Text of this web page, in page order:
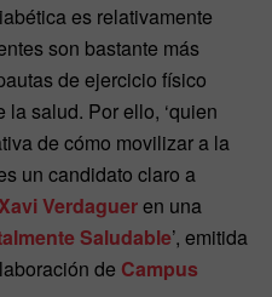
es relativamente
son bastante más
de ejercicio físico
salud. Por ello, ‘quien
de cómo movilizar a la
un candidato claro a
Verdagueren una
Saludable’, emitida
de Campus